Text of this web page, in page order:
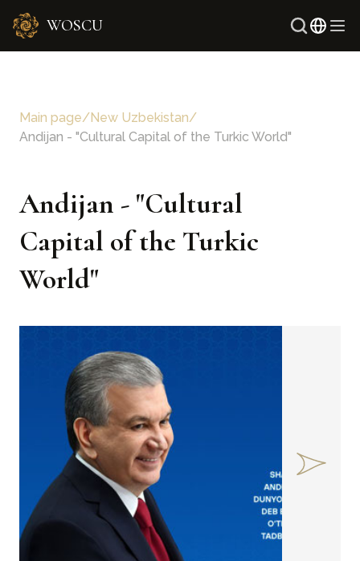
WOSCU
Main page/New Uzbekistan/
Andijan - "Cultural Capital of the Turkic World"
Andijan - "Cultural
Capital of the Turkic
World"